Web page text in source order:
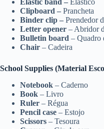
Elastic band – Elástico
Clipboard – Prancheta
Binder clip – Prendedor
Letter opener – Abridor
Bulletin board – Quadro
Chair – Cadeira
School Supplies (Material
Notebook – Caderno
Book – Livro
Ruler – Régua
Pencil case – Estojo
Scissors – Tesoura